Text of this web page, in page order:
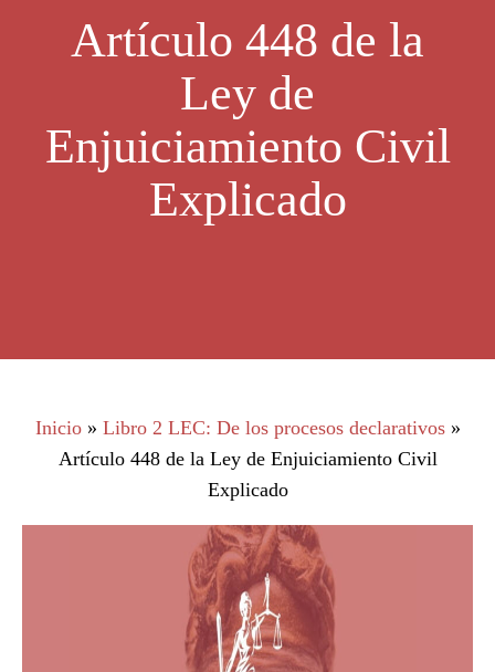
Artículo 448 de la
Ley de
Enjuiciamiento Civil
Explicado
Inicio» Libro 2 LEC: De los procesos declarativos»
Artículo 448 de la Ley de Enjuiciamiento Civil
Explicado